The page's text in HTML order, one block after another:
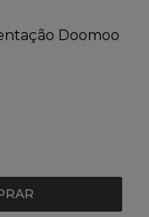
Doomoo